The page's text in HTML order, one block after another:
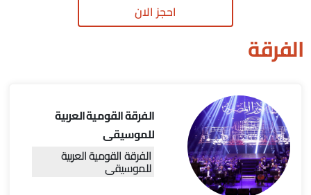
احجز الان
الفرقة
الفرقة القومية العربية
للموسيقى
الفرقة القومية العربية
للموسيقى